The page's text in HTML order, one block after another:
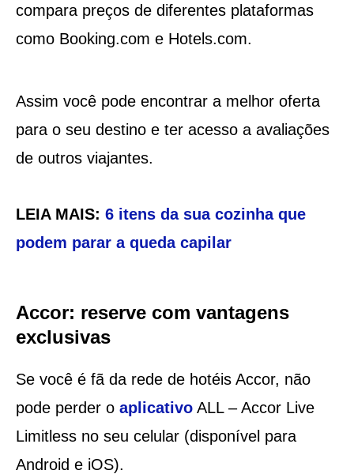
compara preços de diferentes plataformas
como Booking.com e Hotels.com.
Assim você pode encontrar a melhor oferta
para o seu destino e ter acesso a avaliações
de outros viajantes.
LEIA MAIS: 6 itens da sua cozinha que
podem parar a queda capilar
Accor: reserve com vantagens
exclusivas
Se você é fã da rede de hotéis Accor, não
pode perder o aplicativoALL – Accor Live
Limitless no seu celular (disponível para
Android e iOS).